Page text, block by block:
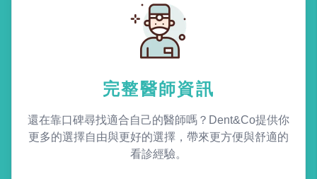
完整醫師資訊
還在靠口碑尋找適合自己的醫師嗎？Dent&Co提供你
更多的選擇自由與更好的選擇，帶來更方便與舒適的
看診經驗。